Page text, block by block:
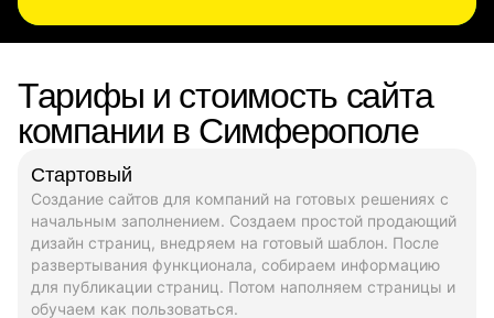
Тарифы и стоимость сайта
компании в Симферополе
Стартовый
Создание сайтов для компаний на готовых решениях с
начальным заполнением. Создаем простой продающий
дизайн страниц, внедряем на готовый шаблон. После
развертывания функционала, собираем информацию
для публикации страниц. Потом наполняем страницы и
обучаем как пользоваться.